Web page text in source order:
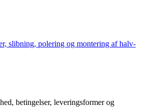
slibning, polering og montering af halv-
betingelser, leveringsformer og